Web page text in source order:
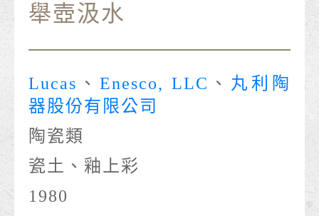
舉壺汲水
Lucas 、 Enesco, LLC 、 丸利陶
器股份有限公司
陶瓷類
瓷土、釉上彩
1980